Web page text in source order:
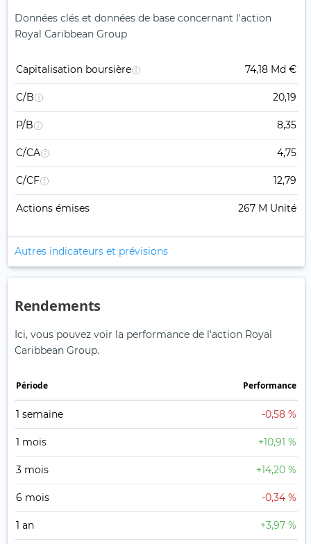
Données clés et données de base concernant l'action
Royal Caribbean Group
Capitalisation boursière 74,18 Md €
C/B 20,19
P/B 8,35
C/CA 4,75
C/CF 12,79
Actions émises 267 M Unité
Autres indicateurs et prévisions
Rendements
Ici, vous pouvez voir la performance de l'action Royal
Caribbean Group.
Période Performance
1 semaine -0,58 %
1 mois +10,91 %
3 mois +14,20 %
6 mois -0,34 %
1 an +3,97 %